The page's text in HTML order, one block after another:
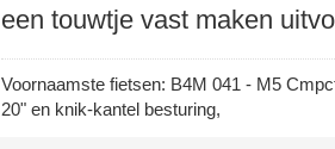
een touwtje vast maken
Voornaamste fietsen: B4M 041 - M5
20" en knik-kantel besturing,